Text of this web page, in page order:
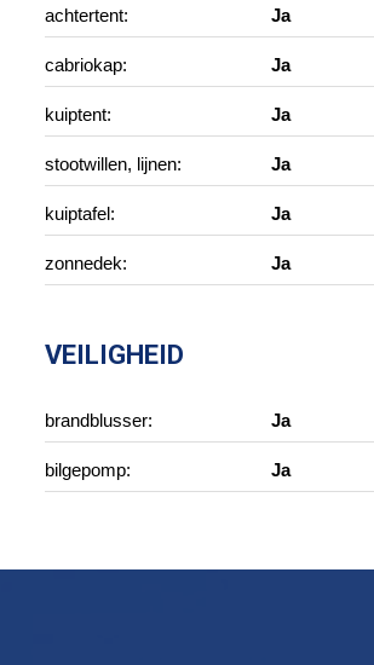
achtertent: Ja
cabriokap: Ja
kuiptent: Ja
stootwillen, lijnen: Ja
kuiptafel: Ja
zonnedek: Ja
VEILIGHEID
brandblusser: Ja
bilgepomp: Ja